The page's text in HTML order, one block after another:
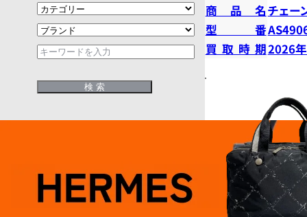
商品名チェー
型番
買取時期2026